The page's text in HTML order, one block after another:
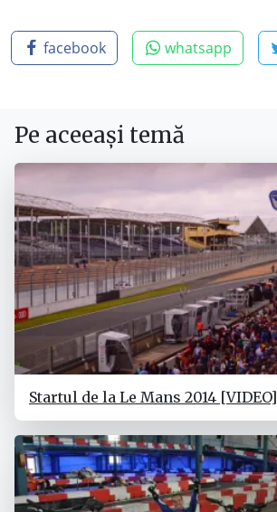
facebook whatsapp
Pe aceeași temă
Startul de la Le Mans 2014 [VIDEO]